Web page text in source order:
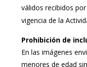
válidos recibidos
vigencia de la
Prohibición de
En las imágenes
menores de edad